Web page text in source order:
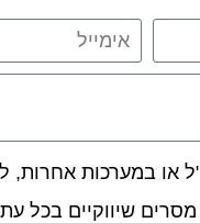
במערכות אחרות,
שיווקיים בכל